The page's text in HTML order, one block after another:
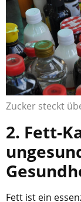
Zucker steckt
2. Fett-
Fett ist ein